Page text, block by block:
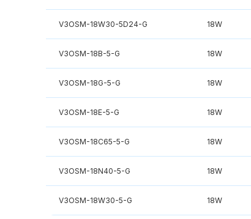
V3OSM-18W30-5D24-G 18W
V3OSM-18B-5-G 18W
V3OSM-18G-5-G 18W
V3OSM-18E-5-G 18W
V3OSM-18C65-5-G 18W
V3OSM-18N40-5-G 18W
V3OSM-18W30-5-G 18W